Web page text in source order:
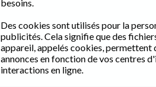
besoins.
Des cookies sont utilisés pour la
publicités. Cela signifie que des
appareil, appelés cookies, permettent
annonces en fonction de vos centres
interactions en ligne.